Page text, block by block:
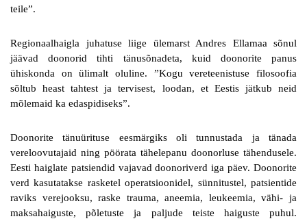
teile”.
Regionaalhaigla juhatuse liige ülemarst Andres Ellamaa sõnul
jäävad doonorid tihti tänusõnadeta, kuid doonorite panus
ühiskonda on ülimalt oluline. ”Kogu vereteenistuse filosoofia
sõltub heast tahtest ja tervisest, loodan, et Eestis jätkub neid
mõlemaid ka edaspidiseks”.
Doonorite tänuürituse eesmärgiks oli tunnustada ja tänada
vereloovutajaid ning pöörata tähelepanu doonorluse tähendusele.
Eesti haiglate patsiendid vajavad doonoriverd iga päev. Doonorite
verd kasutatakse rasketel operatsioonidel, sünnitustel, patsientide
raviks verejooksu, raske trauma, aneemia, leukeemia, vähi- ja
maksahaiguste, põletuste ja paljude teiste haiguste puhul.